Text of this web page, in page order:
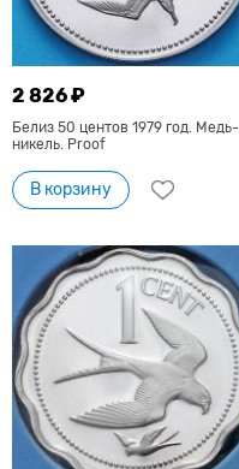
2 826 ₽
Белиз 50 центов 1979 год. Медь-
никель. Proof
В корзину